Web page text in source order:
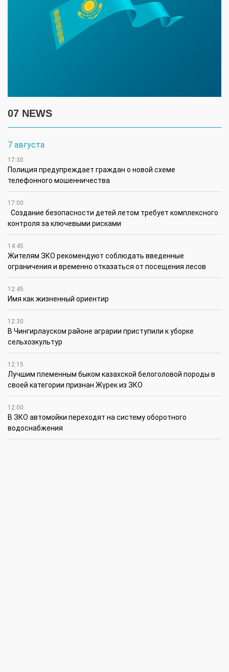
07 NEWS
7 августа
17:30
Полиция предупреждает граждан о новой схеме
телефонного мошенничества
17:00
Создание безопасности детей летом требует комплексного
контроля за ключевыми рисками
14:45
Жителям ЗКО рекомендуют соблюдать введенные
ограничения и временно отказаться от посещения лесов
12:45
Имя как жизненный ориентир
12:30
В Чингирлауском районе аграрии приступили к уборке
сельхозкультур
12:15
Лучшим племенным быком казахской белоголовой породы в
своей категории признан Жүрек из ЗКО
12:00
В ЗКО автомойки переходят на систему оборотного
водоснабжения